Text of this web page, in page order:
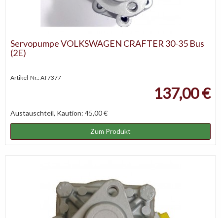
Servopumpe VOLKSWAGEN CRAFTER 30-35 Bus
(2E)
Artikel-Nr.: AT7377
137,00 €
Austauschteil, Kaution: 45,00 €
Zum Produkt